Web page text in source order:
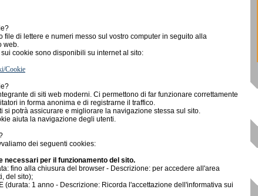
file di lettere e numeri messo sul vostro computer in seguito alla
web.
cookie sono disponibili su internet al sito:
Cookie
di siti web moderni. Ci permettono di far funzionare correttamente
in forma anonima e di registrarne il traffico.
si potrà assicurare e migliorare la navigazione stessa sul sito.
aiuta la navigazione degli utenti.
dei seguenti cookies:
necessari per il funzionamento del sito.
fino alla chiusura del browser - Descrizione: per accedere all'area
del sito);
(durata: 1 anno - Descrizione: Ricorda l'accettazione dell'informativa sui